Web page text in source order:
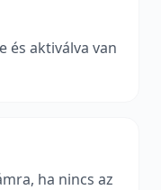
és aktiválva van
ha nincs az